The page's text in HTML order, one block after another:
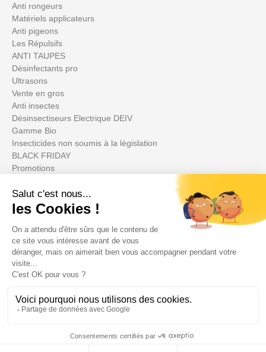
Anti rongeurs
Matériels applicateurs
Anti pigeons
Les Répulsifs
ANTI TAUPES
Désinfectants pro
Ultrasons
Vente en gros
Anti insectes
Désinsectiseurs Electrique DEIV
Gamme Bio
Insecticides non soumis à la législation
BLACK FRIDAY
Promotions
Votre compte
Informations